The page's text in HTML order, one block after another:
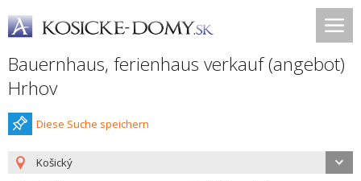
Bauernhaus, ferienhaus verkauf (angebot)
Hrhov
Diese Suche speichern
Košický